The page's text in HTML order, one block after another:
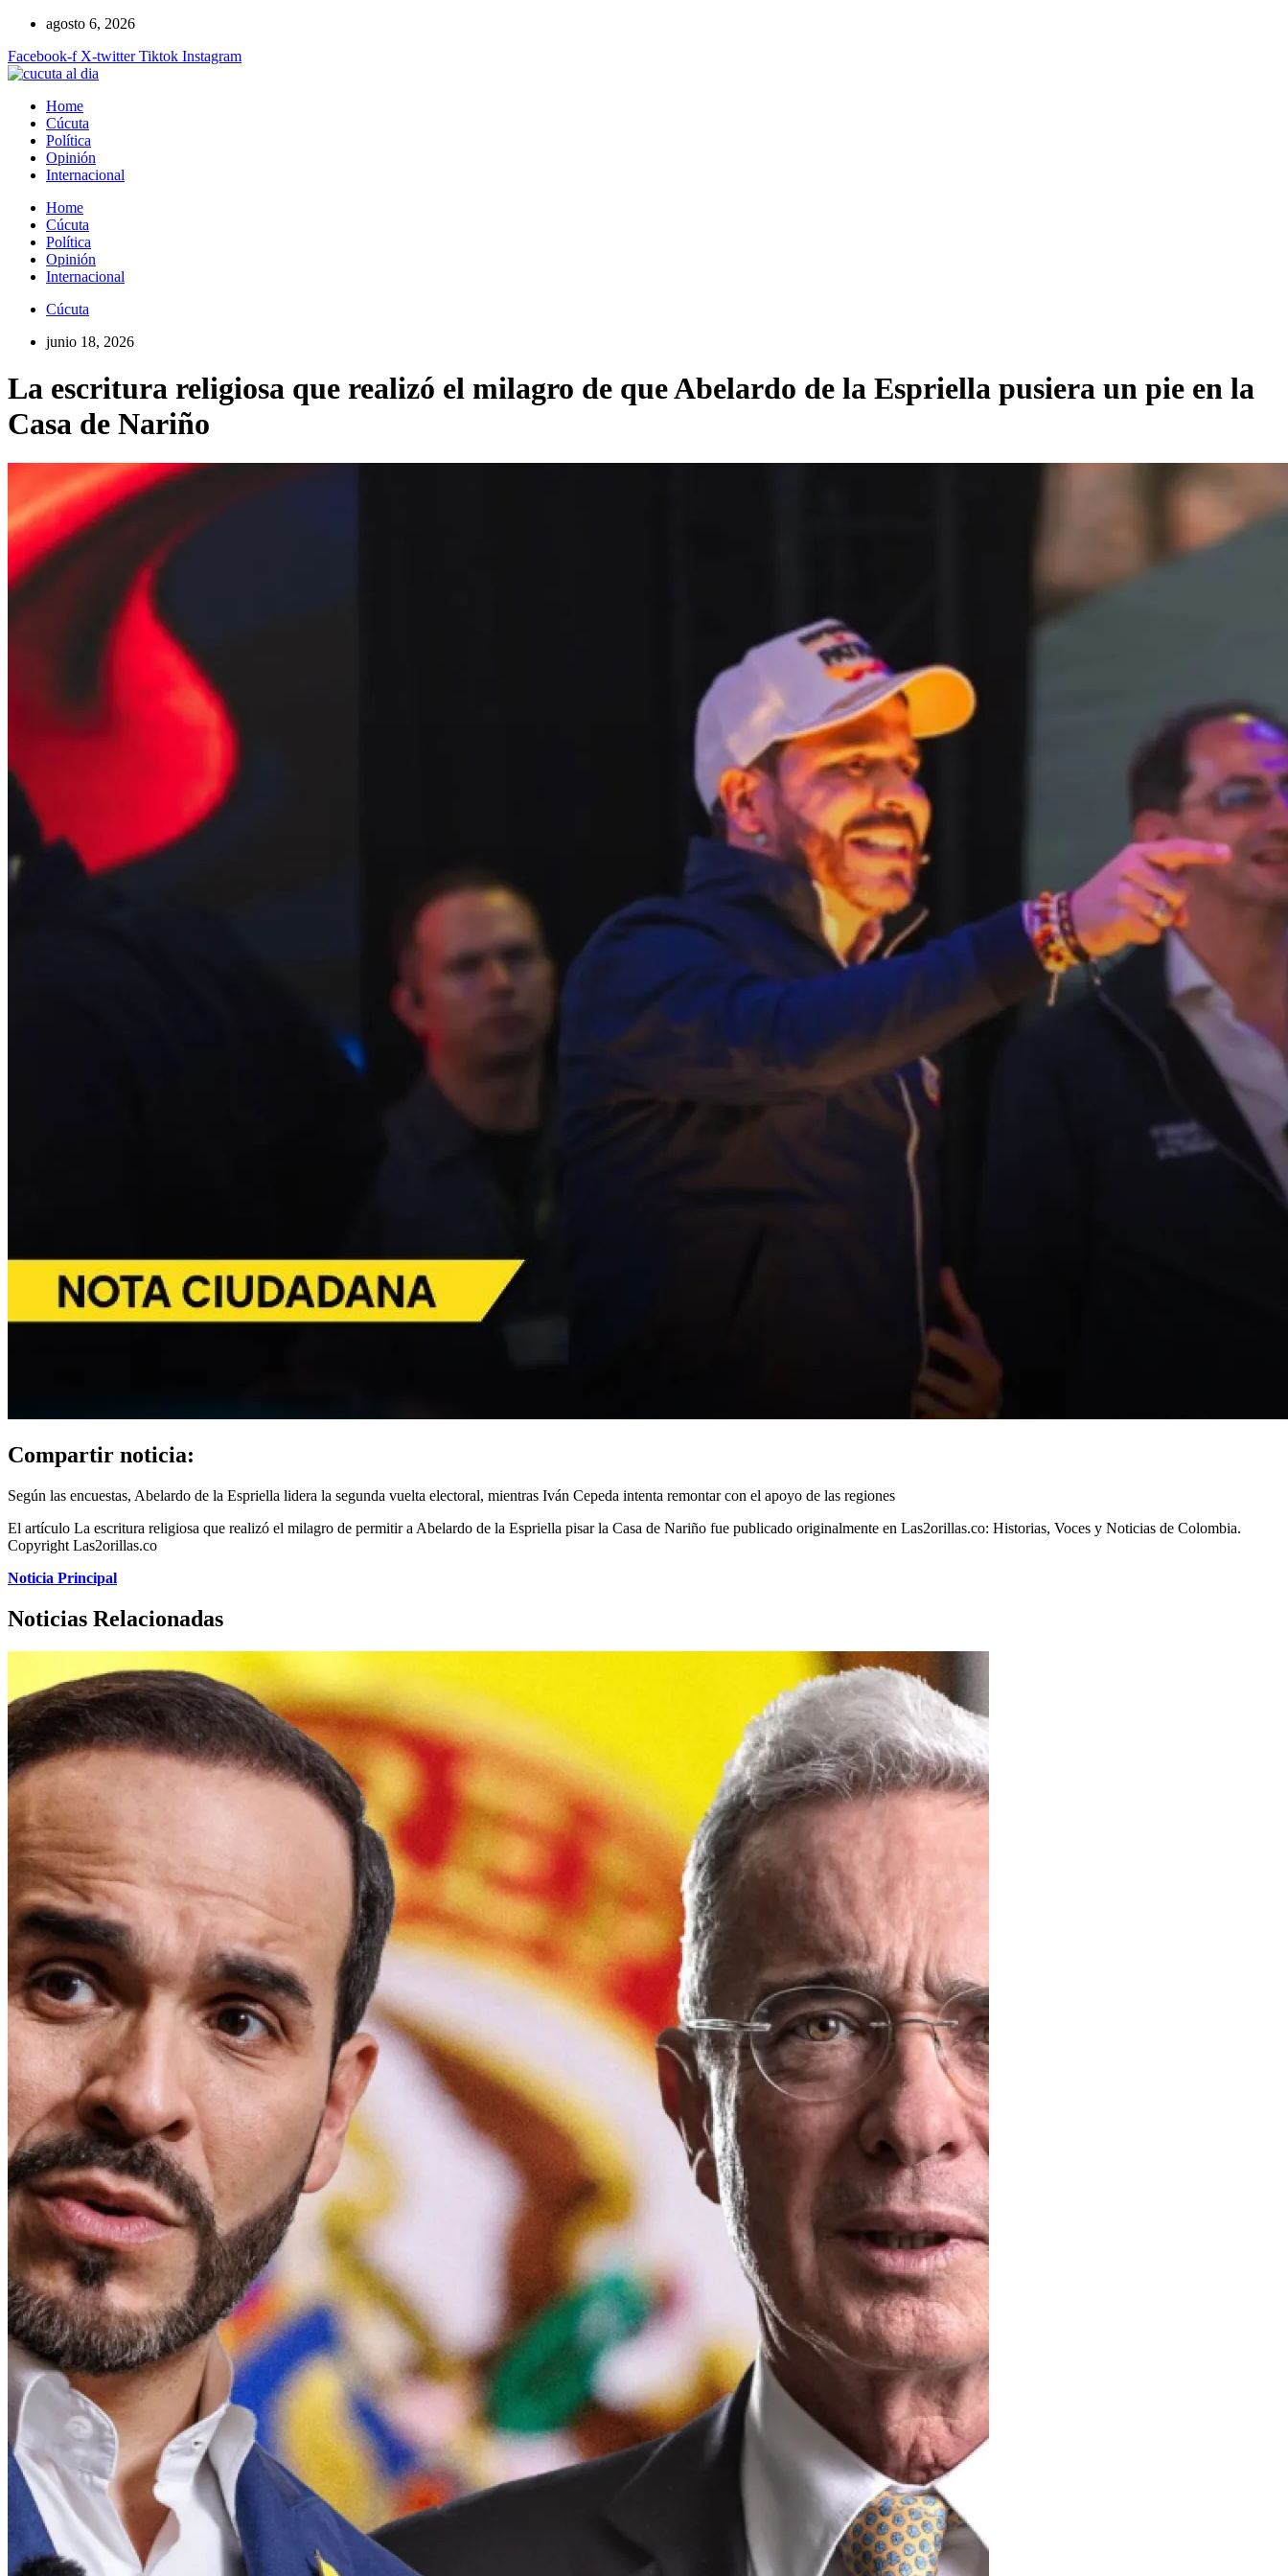
contenido
agosto 6, 2026
Facebook-f X-twitter Tiktok Instagram
Home
Cúcuta
Política
Opinión
Internacional
Home
Cúcuta
Política
Opinión
Internacional
Cúcuta
junio 18, 2026
La escritura religiosa que realizó el milagro de que Abelardo de la Espriella pusiera un pie en la
Casa de Nariño
Compartir noticia:
Según las encuestas, Abelardo de la Espriella lidera la segunda vuelta electoral, mientras Iván Cepeda intenta remontar con el apoyo de las regiones
El artículo La escritura religiosa que realizó el milagro de permitir a Abelardo de la Espriella pisar la Casa de Nariño fue publicado originalmente en Las2orillas.co: Historias, Voces y Noticias de Colombia.
Copyright Las2orillas.co
Noticia Principal
Noticias Relacionadas